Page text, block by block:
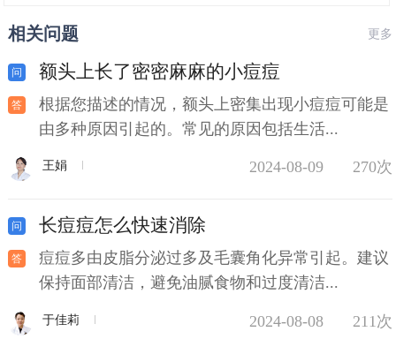
相关问题 更多
额头上长了密密麻麻的小痘痘
根据您描述的情况，额头上密集出现小痘痘可能是
由多种原因引起的。常见的原因包括生活...
王娟 2024-08-09 270次
长痘痘怎么快速消除
痘痘多由皮脂分泌过多及毛囊角化异常引起。建议
保持面部清洁，避免油腻食物和过度清洁...
于佳莉 2024-08-08 211次